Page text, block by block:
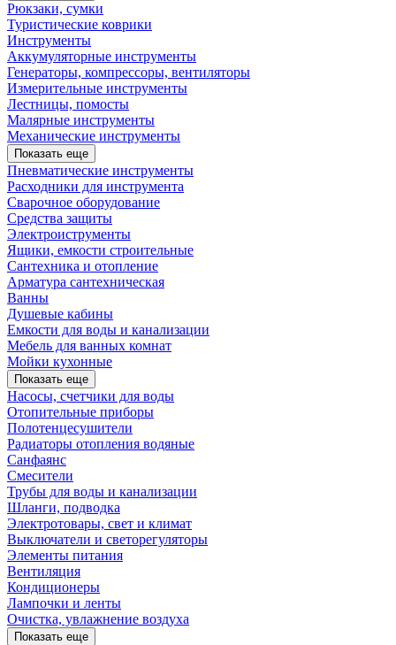
Рюкзаки, сумки
Туристические коврики
Инструменты
Аккумуляторные инструменты
Генераторы, компрессоры, вентиляторы
Измерительные инструменты
Лестницы, помосты
Малярные инструменты
Механические инструменты
Показать еще
Пневматические инструменты
Расходники для инструмента
Сварочное оборудование
Средства защиты
Электроиструменты
Ящики, емкости строительные
Сантехника и отопление
Арматура сантехническая
Ванны
Душевые кабины
Емкости для воды и канализации
Мебель для ванных комнат
Мойки кухонные
Показать еще
Насосы, счетчики для воды
Отопительные приборы
Полотенцесушители
Радиаторы отопления водяные
Санфаянс
Смесители
Трубы для воды и канализации
Шланги, подводка
Электротовары, свет и климат
Выключатели и светорегуляторы
Элементы питания
Вентиляция
Кондиционеры
Лампочки и ленты
Очистка, увлажнение воздуха
Показать еще